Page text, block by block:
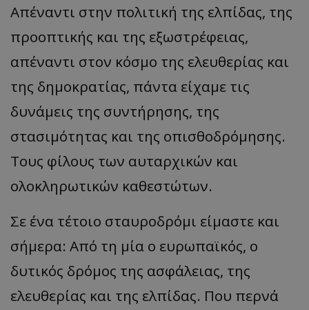
Απέναντι στην πολιτική της ελπίδας, της
προοπτικής και της εξωστρέφειας,
απέναντι στον κόσμο της ελευθερίας και
της δημοκρατίας, πάντα είχαμε τις
δυνάμεις της συντήρησης, της
στασιμότητας και της οπισθοδρόμησης.
Τους φίλους των αυταρχικών και
ολοκληρωτικών καθεστώτων.
Σε ένα τέτοιο σταυροδρόμι είμαστε και
σήμερα: Από τη μία ο ευρωπαϊκός, ο
δυτικός δρόμος της ασφάλειας, της
ελευθερίας και της ελπίδας. Που περνά